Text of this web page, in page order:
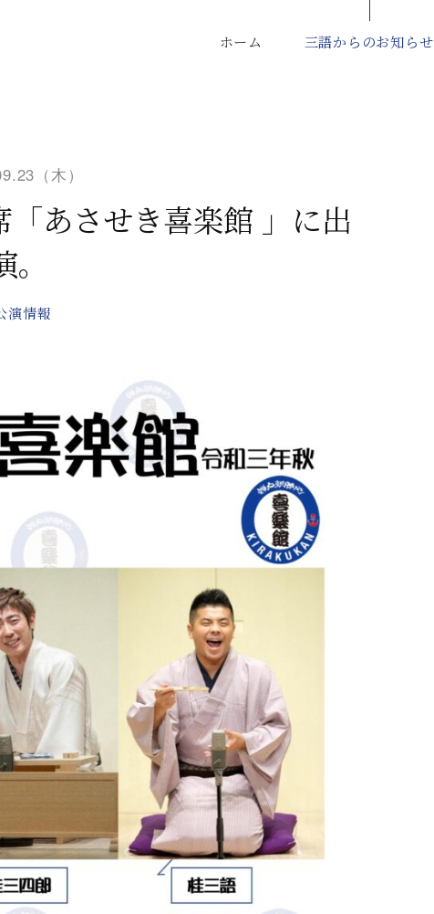
ホーム 三語からのお知らせ
（木）
あさせき喜楽館 」に出
演情報